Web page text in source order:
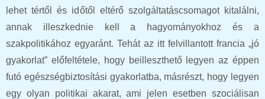
lehet tértől és időtől eltérő szolgáltatáscsomagot kitalálni,
annak illeszkednie kell a hagyományokhoz és a
szakpolitikához egyaránt. Tehát az itt felvillantott francia „jó
gyakorlat” előfeltétele, hogy beilleszthető legyen az éppen
futó egészségbiztosítási gyakorlatba, másrészt, hogy legyen
egy olyan politikai akarat, ami jelen esetben szociálisan